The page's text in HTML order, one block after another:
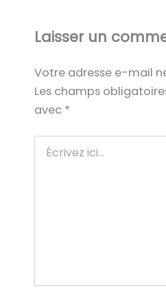
Laisser un
Votre adresse e-mail
Les champs
avec *
ici…